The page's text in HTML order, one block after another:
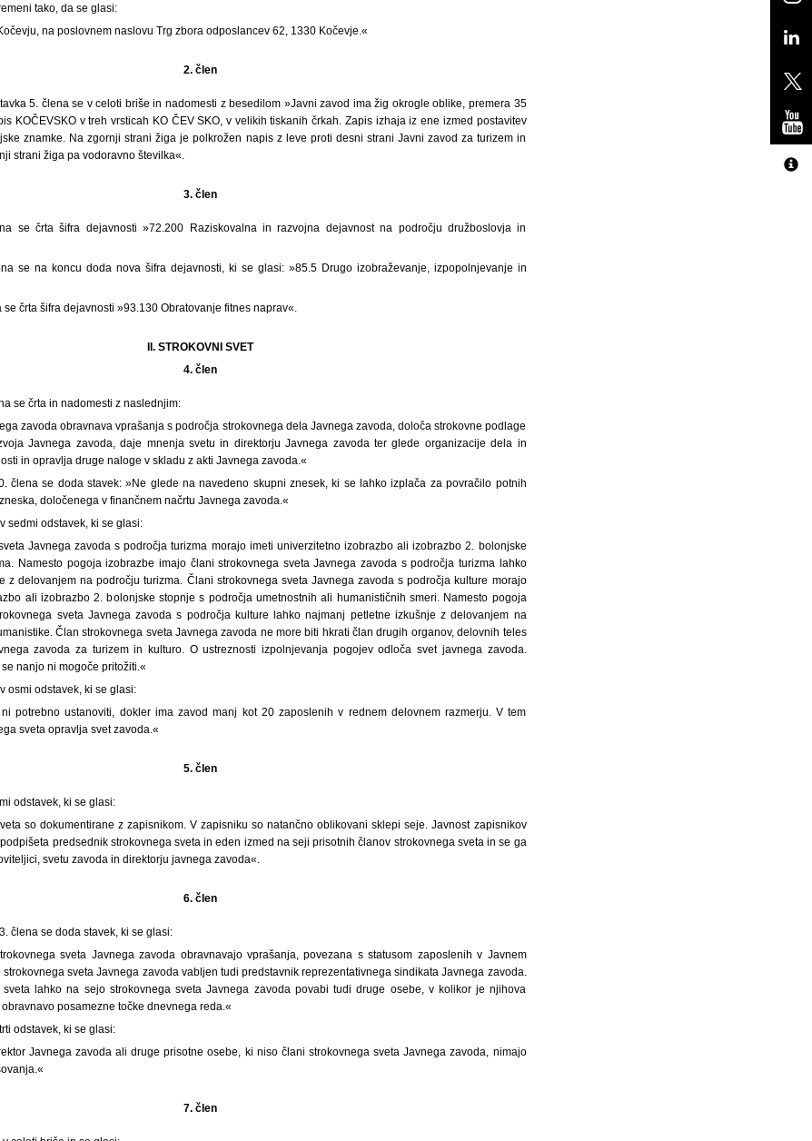
tako, da se glasi:
na poslovnem naslovu Trg zbora odposlancev 62, 1330 Kočevje.«
2. člen
5. člena se v celoti briše in nadomesti z besedilom »Javni zavod ima žig okrogle oblike, premera 35
KOČEVSKO v treh vrsticah KO ČEV SKO, v velikih tiskanih črkah. Zapis izhaja iz ene izmed postavitev
znamke. Na zgornji strani žiga je polkrožen napis z leve proti desni strani Javni zavod za turizem in
strani žiga pa vodoravno številka«.
3. člen
se črta šifra dejavnosti »72.200 Raziskovalna in razvojna dejavnost na področju družboslovja in
se na koncu doda nova šifra dejavnosti, ki se glasi: »85.5 Drugo izobraževanje, izpopolnjevanje in
se črta šifra dejavnosti »93.130 Obratovanje fitnes naprav«.
II. STROKOVNI SVET
4. člen
se črta in nadomesti z naslednjim:
zavoda obravnava vprašanja s področja strokovnega dela Javnega zavoda, določa strokovne podlage
Javnega zavoda, daje mnenja svetu in direktorju Javnega zavoda ter glede organizacije dela in
in opravlja druge naloge v skladu z akti Javnega zavoda.«
člena se doda stavek: »Ne glede na navedeno skupni znesek, ki se lahko izplača za povračilo potnih
določenega v finančnem načrtu Javnega zavoda.«
sedmi odstavek, ki se glasi:
Javnega zavoda s področja turizma morajo imeti univerzitetno izobrazbo ali izobrazbo 2. bolonjske
Namesto pogoja izobrazbe imajo člani strokovnega sveta Javnega zavoda s področja turizma lahko
z delovanjem na področju turizma. Člani strokovnega sveta Javnega zavoda s področja kulture morajo
ali izobrazbo 2. bolonjske stopnje s področja umetnostnih ali humanističnih smeri. Namesto pogoja
sveta Javnega zavoda s področja kulture lahko najmanj petletne izkušnje z delovanjem na
Član strokovnega sveta Javnega zavoda ne more biti hkrati član drugih organov, delovnih teles
zavoda za turizem in kulturo. O ustreznosti izpolnjevanja pogojev odloča svet javnega zavoda.
nanjo ni mogoče pritožiti.«
osmi odstavek, ki se glasi:
potrebno ustanoviti, dokler ima zavod manj kot 20 zaposlenih v rednem delovnem razmerju. V tem
sveta opravlja svet zavoda.«
5. člen
odstavek, ki se glasi:
so dokumentirane z zapisnikom. V zapisniku so natančno oblikovani sklepi seje. Javnost zapisnikov
predsednik strokovnega sveta in eden izmed na seji prisotnih članov strokovnega sveta in se ga
svetu zavoda in direktorju javnega zavoda«.
6. člen
člena se doda stavek, ki se glasi:
sveta Javnega zavoda obravnavajo vprašanja, povezana s statusom zaposlenih v Javnem
sveta Javnega zavoda vabljen tudi predstavnik reprezentativnega sindikata Javnega zavoda.
sveta lahko na sejo strokovnega sveta Javnega zavoda povabi tudi druge osebe, v kolikor je njihova
posamezne točke dnevnega reda.«
odstavek, ki se glasi:
Javnega zavoda ali druge prisotne osebe, ki niso člani strokovnega sveta Javnega zavoda, nimajo
7. člen